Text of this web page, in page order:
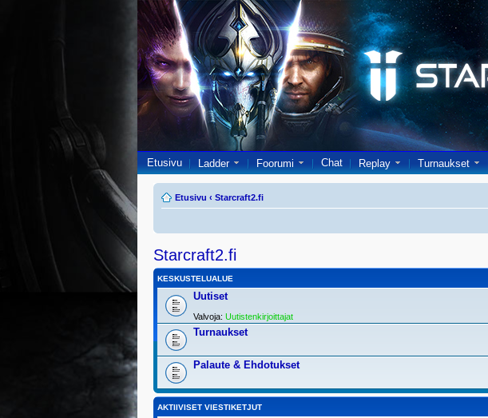
Etusivu Ladder Foorumi Chat Replay Turnaukset
Etusivu ‹ Starcraft2.fi
Starcraft2.fi
KESKUSTELUALUE
Uutiset
Valvoja: Uutistenkirjoittajat
Turnaukset
Palaute & Ehdotukset
AKTIIVISET VIESTIKETJUT